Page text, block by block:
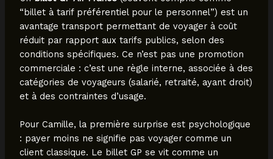
“billet à tarif préférentiel pour le personnel”) est un
avantage transport permettant de voyager à coût
réduit par rapport aux tarifs publics, selon des
conditions spécifiques. Ce n’est pas une promotion
commerciale : c’est une règle interne, associée à des
catégories de voyageurs (salarié, retraité, ayant droit)
et à des contraintes d’usage.
Pour Camille, la première surprise est psychologique
: payer moins ne signifie pas voyager comme un
client classique. Le billet GP se vit comme un